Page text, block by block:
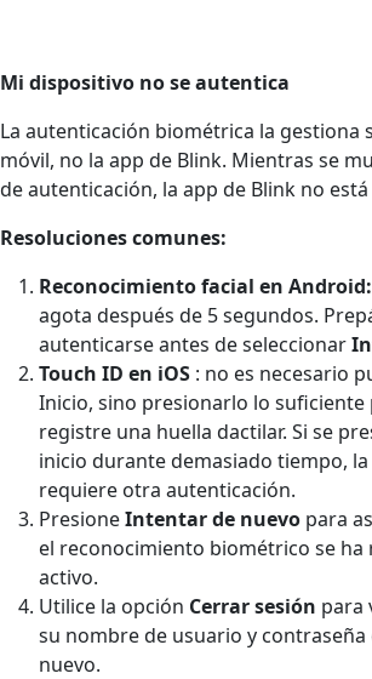
Mi dispositivo no se autentica
La autenticación biométrica la gestiona
móvil, no la app de Blink. Mientras se
de autenticación, la app de Blink no
Resoluciones comunes:
Reconocimiento facial en Android:
agota después de 5 segundos.
autenticarse antes de seleccionar
Touch ID en iOS : no es necesario
Inicio, sino presionarlo lo suficiente
registre una huella dactilar. Si se
inicio durante demasiado tiempo,
requiere otra autenticación.
PresioneIntentar de nuevo para
el reconocimiento biométrico se ha
activo.
Utilice la opción Cerrar sesión para
su nombre de usuario y contraseña
nuevo.